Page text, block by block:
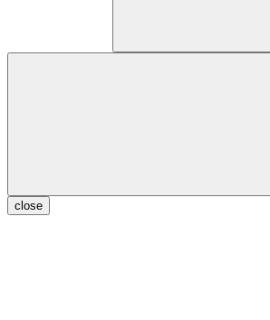
close